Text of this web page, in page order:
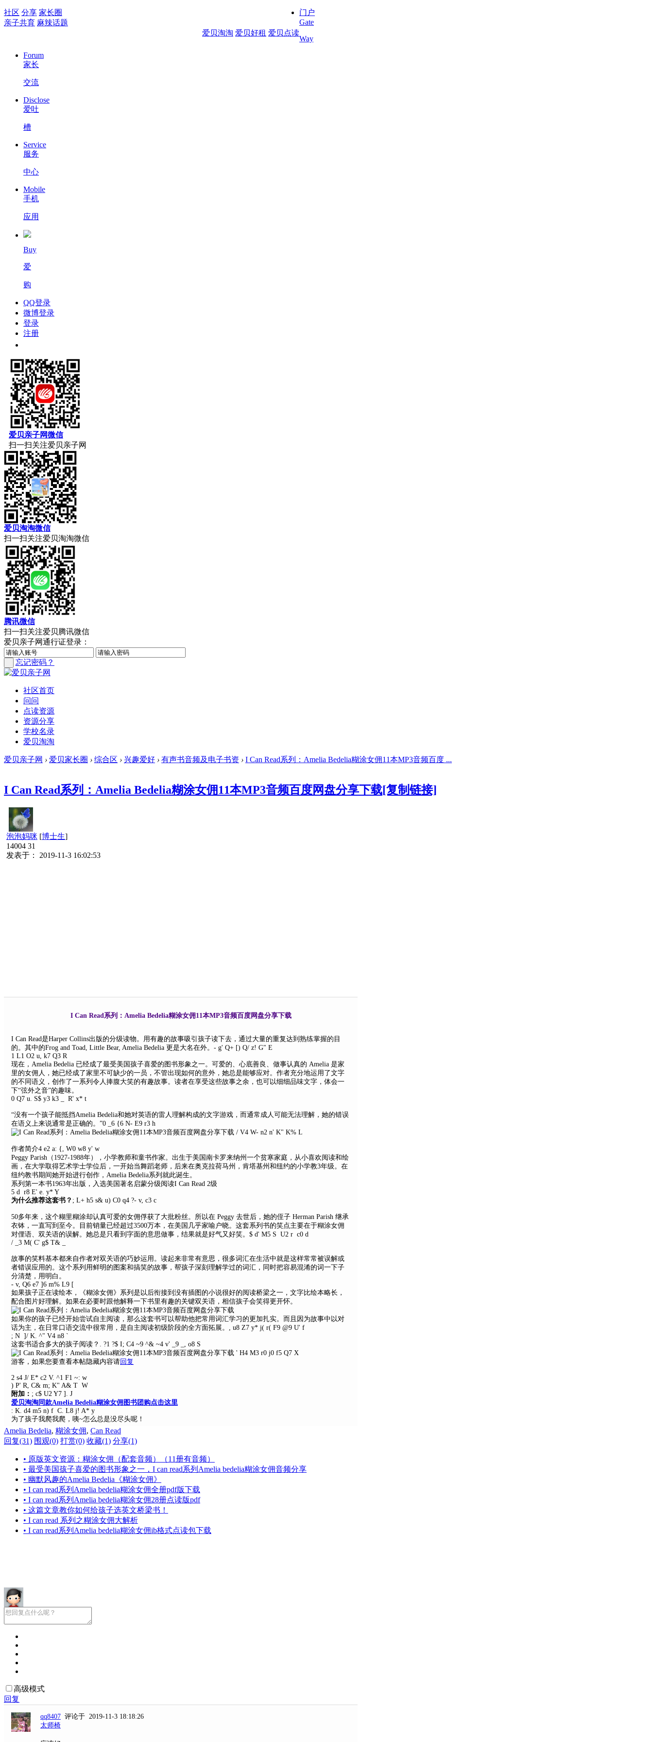
社区 分享 家长圈
亲子共育 麻辣话题
爱贝淘淘 爱贝好租 爱贝点读
门户
Gate
Way
Forum
家长
交流
Disclose
爱吐
槽
Service
服务
中心
Mobile
手机
应用
Buy
爱
购
QQ登录
微博登录
登录
注册
爱贝亲子网微信
扫一扫关注爱贝亲子网
爱贝淘淘微信
扫一扫关注爱贝淘淘微信
腾讯微信
扫一扫关注爱贝腾讯微信
爱贝亲子网通行证登录：
忘记密码？
社区首页
问问
点读资源
资源分享
学校名录
爱贝淘淘
爱贝亲子网 › 爱贝家长圈 › 综合区 › 兴趣爱好 › 有声书音频及电子书资 › I Can Read系列：Amelia Bedelia糊涂女佣11本MP3音频百度 ...
I Can Read系列：Amelia Bedelia糊涂女佣11本MP3音频百度网盘分享下载[复制链接]
泡泡妈咪 [博士生]
14004 31
发表于： 2019-11-3 16:02:53
I Can Read系列：Amelia Bedelia糊涂女佣11本MP3音频百度网盘分享下载
I Can Read是Harper Collins出版的分级读物。用有趣的故事吸引孩子读下去，通过大量的重复达到熟练掌握的目
的。其中的Frog and Toad, Little Bear, Amelia Bedelia 更是大名在外。 - g' Q+ [) Q/ z! G" E
1 L1 O2 u, k7 Q3 R
现在，Amelia Bedelia 已经成了最受美国孩子喜爱的图书形象之一。可爱的、心底善良、做事认真的 Amelia 是家
里的女佣人，她已经成了家里不可缺少的一员，不管出现如何的意外，她总是能够应对。作者充分地运用了文字
的不同语义，创作了一系列令人捧腹大笑的有趣故事。读者在享受这些故事之余，也可以细细品味文字，体会一
下“弦外之音”的趣味。
0 Q7 u. S$ y3 k3 _ R' x* t
“没有一个孩子能抵挡Amelia Bedelia和她对英语的雷人理解构成的文字游戏，而通常成人可能无法理解，她的错误
在语义上来说通常是正确的。”0 _6 {6 N- E9 r3 h
/ V4 W- n2 n' K" K% L
作者简介4 e2 a: {, W0 w8 y' w
Peggy Parish（1927-1988年），小学教师和童书作家。出生于美国南卡罗来纳州一个贫寒家庭，从小喜欢阅读和绘
画，在大学取得艺术学士学位后，一开始当舞蹈老师，后来在奥克拉荷马州，肯塔基州和纽约的小学教3年级。在
纽约教书期间她开始进行创作，Amelia Bedelia系列就此诞生。
系列第一本书1963年出版，入选美国著名启蒙分级阅读I Can Read 2级
5 d r8 E' e. y* Y
为什么推荐这套书？ ; L+ h5 s& u) C0 q4 ?- v, c3 c
50多年来，这个糊里糊涂却认真可爱的女佣俘获了大批粉丝。所以在 Peggy 去世后，她的侄子 Herman Parish 继承
衣钵，一直写到至今。目前销量已经超过3500万本，在美国几乎家喻户晓。这套系列书的笑点主要在于糊涂女佣
对俚语、双关语的误解。她总是只看到字面的意思做事，结果就是好气又好笑。 $ d' M5 S U2 r c0 d
/ _3 M( C' g$ T& _
故事的笑料基本都来自作者对双关语的巧妙运用。读起来非常有意思，很多词汇在生活中就是这样常常被误解或
者错误应用的。这个系列用鲜明的图案和搞笑的故事，帮孩子深刻理解学过的词汇，同时把容易混淆的词一下子
分清楚，用明白。
- v, Q6 e7 ]6 m% L9 [
如果孩子正在读绘本，《糊涂女佣》系列是以后衔接到没有插图的小说很好的阅读桥梁之一，文字比绘本略长，
配合图片好理解。如果在必要时跟他解释一下书里有趣的关键双关语，相信孩子会笑得更开怀。
如果你的孩子已经开始尝试自主阅读，那么这套书可以帮助他把常用词汇学习的更加扎实。而且因为故事中以对
话为主，在日常口语交流中很常用，是自主阅读初级阶段的全方面拓展。
, u8 Z7 y* j( r( F9 @9 U' f
; N ]/ K. ^" V4 n8 `
这套书适合多大的孩子阅读？
. ?1 ?$ I; C4 ~9 ^& ~4 v' _9 _, o8 S
' H4 M3 r0 j0 f5 Q7 X
游客，如果您要查看本帖隐藏内容请 回复
2 s4 J/ E* c2 V. ^1 F1 ~: w
) P' R, C& m; K" A& T W
附加： ; c$ U2 Y7 ]. J
爱贝淘淘同款Amelia Bedelia糊涂女佣图书团购点击这里
: K. d4 m5 n) f C. L8 j! A* y
为了孩子我爬我爬，咦~怎么总是没尽头呢！
Amelia Bedelia, 糊涂女佣, Can Read
回复(31) 围观(0) 打赏(0) 收藏(1) 分享(1)
• 原版英文资源：糊涂女佣（配套音频）（11册有音频）
• 最受美国孩子喜爱的图书形象之一，I can read系列Amelia bedelia糊涂女佣音频分享
• 幽默风趣的Amelia Bedelia《糊涂女佣》
• I can read系列Amelia bedelia糊涂女佣全册pdf版下载
• I can read系列Amelia bedelia糊涂女佣28册点读版pdf
• 这篇文章教你如何给孩子选英文桥梁书！
• I can read 系列之糊涂女佣大解析
• I can read系列Amelia bedelia糊涂女佣ib格式点读包下载
高级模式
回复
qq8407 评论于 2019-11-3 18:18:26
太师椅